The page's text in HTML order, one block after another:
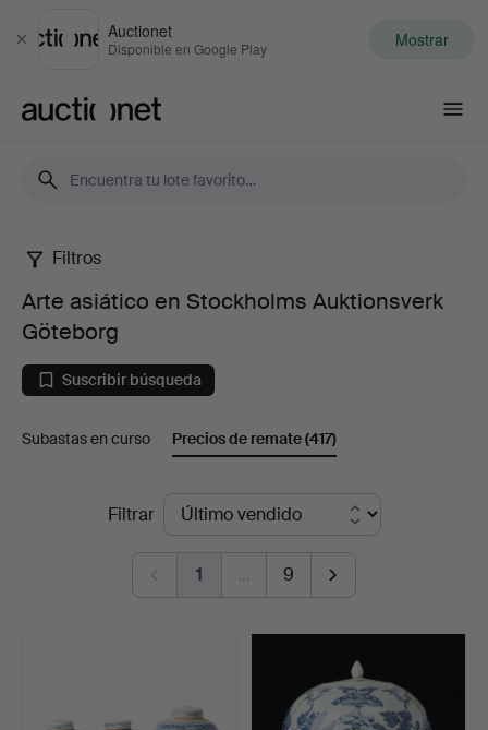
Cerrar
Auctionet
Disponible en Google Play Mostrar
Arte
asiático
en
Stockholms
Göteborg
Filtros
Arte asiático en Stockholms Auktionsverk
Göteborg
Suscribir búsqueda
Subastas en curso Precios de remate(417)
Filtrar
1 … 9